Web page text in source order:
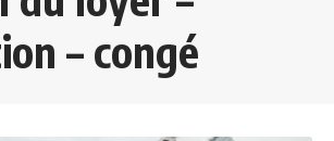
– congé